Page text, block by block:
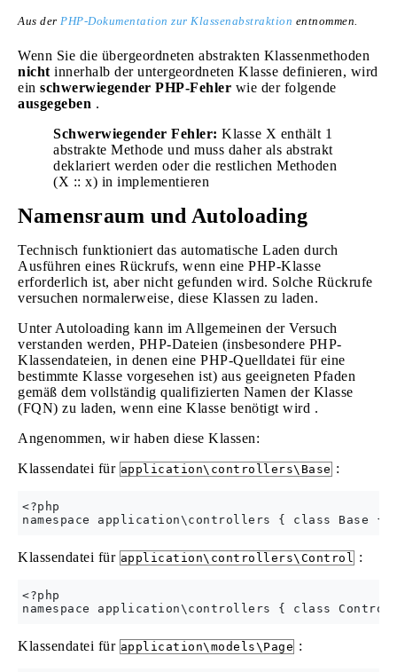
Aus der PHP-Dokumentation zur Klassenabstraktion entnommen.
Wenn Sie die übergeordneten abstrakten Klassenmethoden
nicht innerhalb der untergeordneten Klasse definieren, wird
ein schwerwiegender PHP-Fehler wie der folgende
ausgegeben .
Schwerwiegender Fehler: Klasse X enthält 1
abstrakte Methode und muss daher als abstrakt
deklariert werden oder die restlichen Methoden
(X :: x) in implementieren
Namensraum und Autoloading
Technisch funktioniert das automatische Laden durch
Ausführen eines Rückrufs, wenn eine PHP-Klasse
erforderlich ist, aber nicht gefunden wird. Solche Rückrufe
versuchen normalerweise, diese Klassen zu laden.
Unter Autoloading kann im Allgemeinen der Versuch
verstanden werden, PHP-Dateien (insbesondere PHP-
Klassendateien, in denen eine PHP-Quelldatei für eine
bestimmte Klasse vorgesehen ist) aus geeigneten Pfaden
gemäß dem vollständig qualifizierten Namen der Klasse
(FQN) zu laden, wenn eine Klasse benötigt wird .
Angenommen, wir haben diese Klassen:
Klassendatei für application\controllers\Base :
<?php
Klassendatei für application\controllers\Control :
<?php
Klassendatei für application\models\Page :